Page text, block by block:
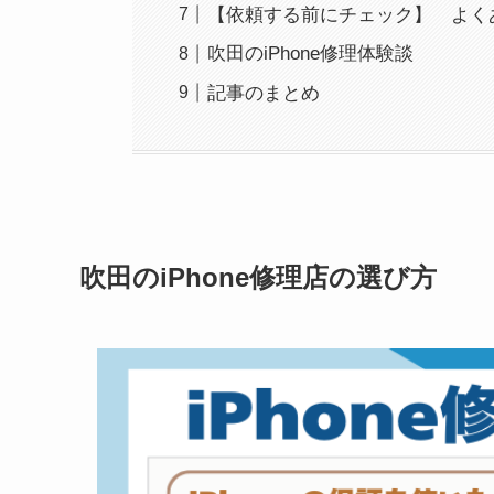
【依頼する前にチェック】 よく
吹田のiPhone修理体験談
記事のまとめ
吹田のiPhone修理店の選び方